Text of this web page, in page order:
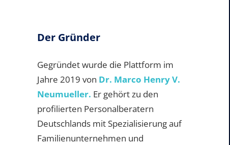
Der Gründer
Gegründet wurde die Plattform im
Jahre 2019 von Dr. Marco Henry V.
Neumueller. Er gehört zu den
profilierten Personalberatern
Deutschlands mit Spezialisierung auf
Familienunternehmen und